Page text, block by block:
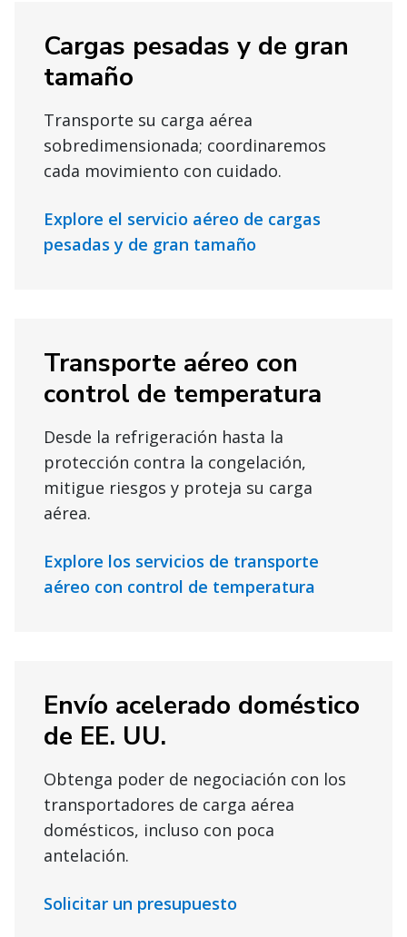
Cargas pesadas y de gran
tamaño
Transporte su carga aérea
sobredimensionada; coordinaremos
cada movimiento con cuidado.
Explore el servicio aéreo de cargas
pesadas y de gran tamaño
Transporte aéreo con
control de temperatura
Desde la refrigeración hasta la
protección contra la congelación,
mitigue riesgos y proteja su carga
aérea.
Explore los servicios de transporte
aéreo con control de temperatura
Envío acelerado doméstico
de EE. UU.
Obtenga poder de negociación con los
transportadores de carga aérea
domésticos, incluso con poca
antelación.
Solicitar un presupuesto